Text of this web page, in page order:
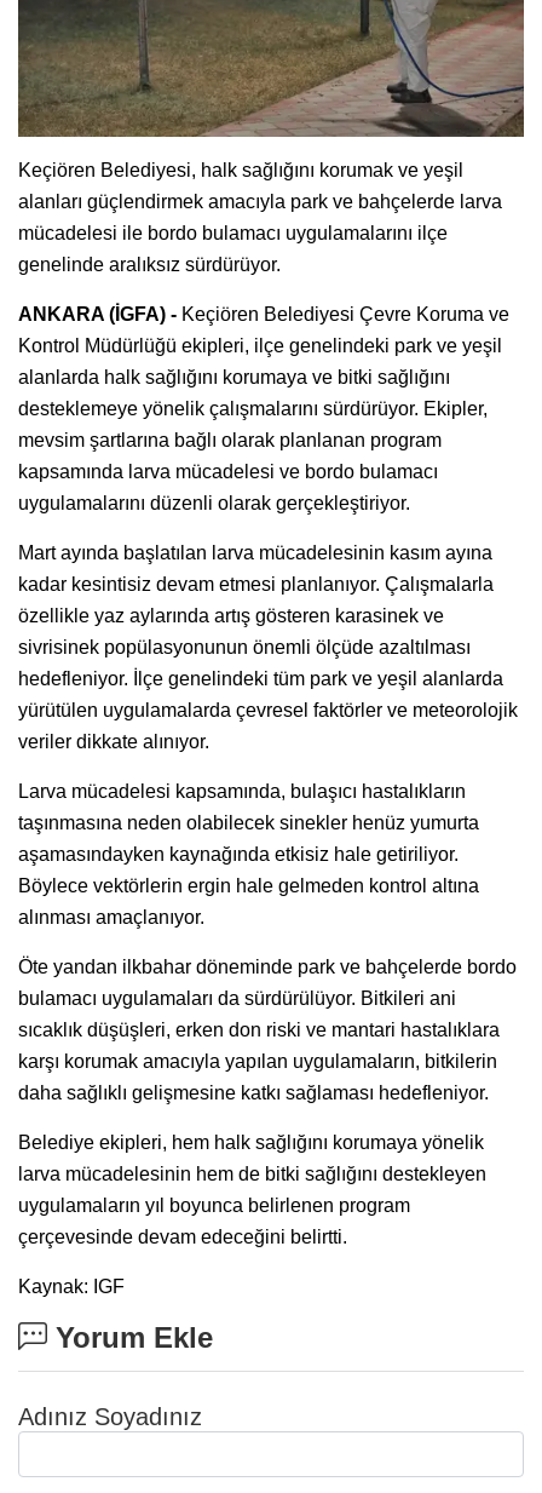
Keçiören Belediyesi, halk sağlığını korumak ve yeşil
alanları güçlendirmek amacıyla park ve bahçelerde larva
mücadelesi ile bordo bulamacı uygulamalarını ilçe
genelinde aralıksız sürdürüyor.
ANKARA (İGFA) - Keçiören Belediyesi Çevre Koruma ve
Kontrol Müdürlüğü ekipleri, ilçe genelindeki park ve yeşil
alanlarda halk sağlığını korumaya ve bitki sağlığını
desteklemeye yönelik çalışmalarını sürdürüyor. Ekipler,
mevsim şartlarına bağlı olarak planlanan program
kapsamında larva mücadelesi ve bordo bulamacı
uygulamalarını düzenli olarak gerçekleştiriyor.
Mart ayında başlatılan larva mücadelesinin kasım ayına
kadar kesintisiz devam etmesi planlanıyor. Çalışmalarla
özellikle yaz aylarında artış gösteren karasinek ve
sivrisinek popülasyonunun önemli ölçüde azaltılması
hedefleniyor. İlçe genelindeki tüm park ve yeşil alanlarda
yürütülen uygulamalarda çevresel faktörler ve meteorolojik
veriler dikkate alınıyor.
Larva mücadelesi kapsamında, bulaşıcı hastalıkların
taşınmasına neden olabilecek sinekler henüz yumurta
aşamasındayken kaynağında etkisiz hale getiriliyor.
Böylece vektörlerin ergin hale gelmeden kontrol altına
alınması amaçlanıyor.
Öte yandan ilkbahar döneminde park ve bahçelerde bordo
bulamacı uygulamaları da sürdürülüyor. Bitkileri ani
sıcaklık düşüşleri, erken don riski ve mantari hastalıklara
karşı korumak amacıyla yapılan uygulamaların, bitkilerin
daha sağlıklı gelişmesine katkı sağlaması hedefleniyor.
Belediye ekipleri, hem halk sağlığını korumaya yönelik
larva mücadelesinin hem de bitki sağlığını destekleyen
uygulamaların yıl boyunca belirlenen program
çerçevesinde devam edeceğini belirtti.
Kaynak: IGF
Yorum Ekle
Adınız Soyadınız